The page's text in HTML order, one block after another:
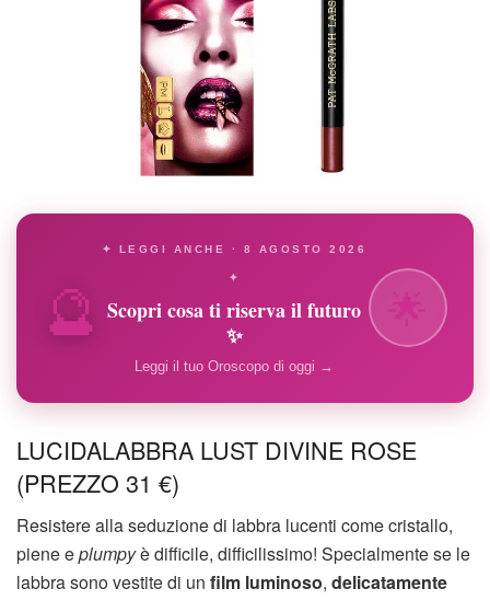
🔮
✦ LEGGI ANCHE · 8 AGOSTO 2026
✦
Scopri cosa ti riserva il futuro
✨
Leggi il tuo Oroscopo di oggi →
LUCIDALABBRA LUST DIVINE ROSE
(PREZZO 31 €)
Resistere alla seduzione di labbra lucenti come cristallo,
piene eplumpyè difficile, difficilissimo! Specialmente se le
labbra sono vestite di un film luminoso, delicatamente